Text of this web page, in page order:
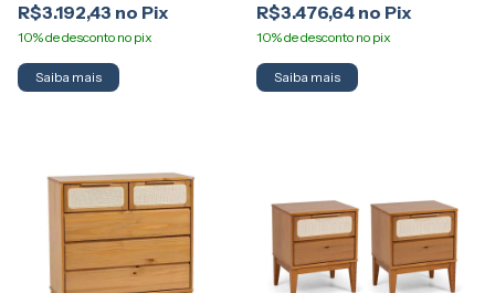
R$3.192,43 R$3.476,64